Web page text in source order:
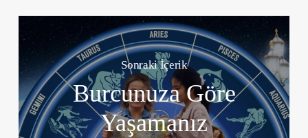
Sonraki İçerik
Burcunuza Göre
Yaşamanız